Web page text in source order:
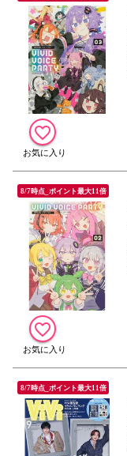
8/7時点_ポイント最大11倍
8/7時点_ポイント最大11倍